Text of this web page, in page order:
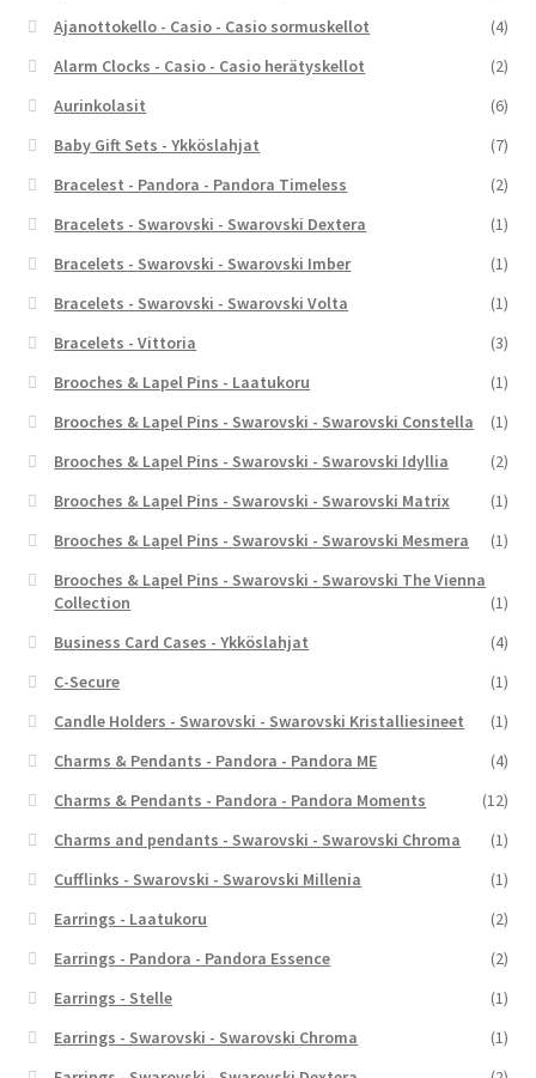
Ajanottokello - Casio - Casio sormuskellot
(4)
Alarm Clocks - Casio - Casio herätyskellot
(2)
Aurinkolasit
(6)
Baby Gift Sets - Ykköslahjat
(7)
Bracelest - Pandora - Pandora Timeless
(2)
Bracelets - Swarovski - Swarovski Dextera
(1)
Bracelets - Swarovski - Swarovski Imber
(1)
Bracelets - Swarovski - Swarovski Volta
(1)
Bracelets - Vittoria
(3)
Brooches & Lapel Pins - Laatukoru
(1)
Brooches & Lapel Pins - Swarovski - Swarovski Constella
(1)
Brooches & Lapel Pins - Swarovski - Swarovski Idyllia
(2)
Brooches & Lapel Pins - Swarovski - Swarovski Matrix
(1)
Brooches & Lapel Pins - Swarovski - Swarovski Mesmera
(1)
Brooches & Lapel Pins - Swarovski - Swarovski The Vienna
Collection
(1)
Business Card Cases - Ykköslahjat
(4)
C-Secure
(1)
Candle Holders - Swarovski - Swarovski Kristalliesineet
(1)
Charms & Pendants - Pandora - Pandora ME
(4)
Charms & Pendants - Pandora - Pandora Moments
(12)
Charms and pendants - Swarovski - Swarovski Chroma
(1)
Cufflinks - Swarovski - Swarovski Millenia
(1)
Earrings - Laatukoru
(2)
Earrings - Pandora - Pandora Essence
(2)
Earrings - Stelle
(1)
Earrings - Swarovski - Swarovski Chroma
(1)